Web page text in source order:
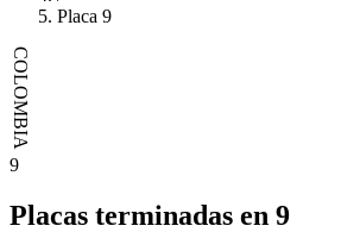
Placa 9
COLOMBIA
9
Placas terminadas en 9